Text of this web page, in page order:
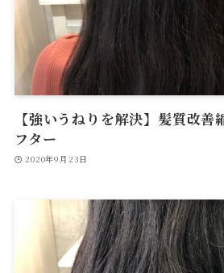
【強いうねりを解決】髪質改善
フター
2020年9月23日